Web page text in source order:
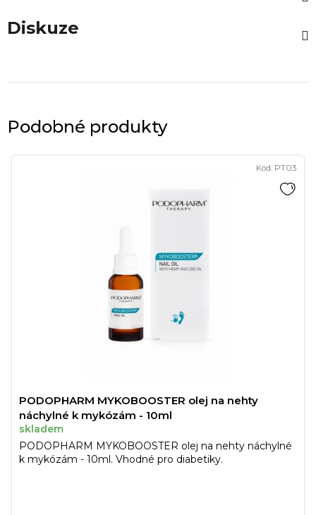
Diskuze
Podobné produkty
PODOPHARM MYKOBOOSTER olej na nehty
náchylné k mykózám - 10ml
skladem
PODOPHARM MYKOBOOSTER olej na nehty náchylné
k mykózám - 10ml. Vhodné pro diabetiky.
Kód: PT03